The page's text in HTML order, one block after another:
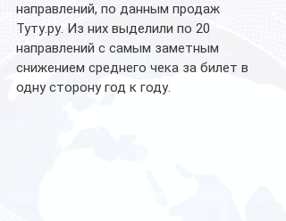
направлений, по данным продаж
Туту.ру. Из них выделили по 20
направлений с самым заметным
снижением среднего чека за билет в
одну сторону год к году.